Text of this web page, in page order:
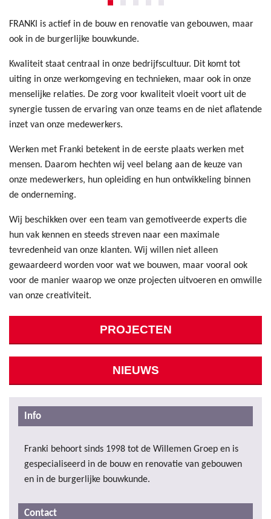
FRANKI is actief in de bouw en renovatie van gebouwen, maar
ook in de burgerlijke bouwkunde.
Kwaliteit staat centraal in onze bedrijfscultuur. Dit komt tot
uiting in onze werkomgeving en technieken, maar ook in onze
menselijke relaties. De zorg voor kwaliteit vloeit voort uit de
synergie tussen de ervaring van onze teams en de niet aflatende
inzet van onze medewerkers.
Werken met Franki betekent in de eerste plaats werken met
mensen. Daarom hechten wij veel belang aan de keuze van
onze medewerkers, hun opleiding en hun ontwikkeling binnen
de onderneming.
Wij beschikken over een team van gemotiveerde experts die
hun vak kennen en steeds streven naar een maximale
tevredenheid van onze klanten. Wij willen niet alleen
gewaardeerd worden voor wat we bouwen, maar vooral ook
voor de manier waarop we onze projecten uitvoeren en omwille
van onze creativiteit.
PROJECTEN
NIEUWS
Info
Franki behoort sinds 1998 tot de Willemen Groep en is
gespecialiseerd in de bouw en renovatie van gebouwen
en in de burgerlijke bouwkunde.
Contact